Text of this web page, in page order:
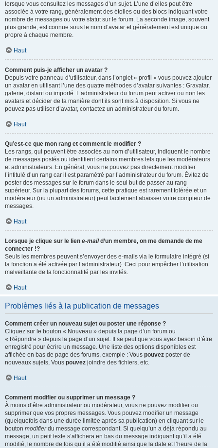
lorsque vous consultez les messages d’un sujet. L’une d’elles peut être
associée à votre rang, généralement des étoiles ou des blocs indiquant votre
nombre de messages ou votre statut sur le forum. La seconde image, souvent
plus grande, est connue sous le nom d’avatar et généralement est unique ou
propre à chaque membre.
Haut
Comment puis-je afficher un avatar ?
Depuis votre panneau d’utilisateur, dans l’onglet « profil » vous pouvez ajouter
un avatar en utilisant l’une des quatre méthodes d’avatar suivantes : Gravatar,
galerie, distant ou importé. L’administrateur du forum peut activer ou non les
avatars et décider de la manière dont ils sont mis à disposition. Si vous ne
pouvez pas utiliser d’avatar, contactez un administrateur du forum.
Haut
Qu’est-ce que mon rang et comment le modifier ?
Les rangs, qui peuvent être associés au nom d’utilisateur, indiquent le nombre
de messages postés ou identifient certains membres tels que les modérateurs
et administrateurs. En général, vous ne pouvez pas directement modifier
l’intitulé d’un rang car il est paramétré par l’administrateur du forum. Évitez de
poster des messages sur le forum dans le seul but de passer au rang
supérieur. Sur la plupart des forums, cette pratique est rarement tolérée et un
modérateur (ou un administrateur) peut facilement abaisser votre compteur de
messages.
Haut
Lorsque je clique sur le lien e-maild’un membre, on me demande de me
connecter !?
Seuls les membres peuvent s’envoyer des e-mails via le formulaire intégré (si
la fonction a été activée par l’administrateur). Ceci pour empêcher l’utilisation
malveillante de la fonctionnalité par les invités.
Haut
Problèmes liés à la publication de messages
Comment créer un nouveau sujet ou poster une réponse ?
Cliquez sur le bouton « Nouveau » depuis la page d’un forum ou
« Répondre » depuis la page d’un sujet. Il se peut que vous ayez besoin d’être
enregistré pour écrire un message. Une liste des options disponibles est
affichée en bas de page des forums, exemple : Vous pouvez poster de
nouveaux sujets, Vous pouvez joindre des fichiers, etc.
Haut
Comment modifier ou supprimer un message ?
À moins d’être administrateur ou modérateur, vous ne pouvez modifier ou
supprimer que vos propres messages. Vous pouvez modifier un message
(quelquefois dans une durée limitée après sa publication) en cliquant sur le
bouton modifierdu message correspondant. Si quelqu’un a déjà répondu au
message, un petit texte s’affichera en bas du message indiquant qu’il a été
modifié, le nombre de fois qu’il a été modifié ainsi que la date et l’heure de la